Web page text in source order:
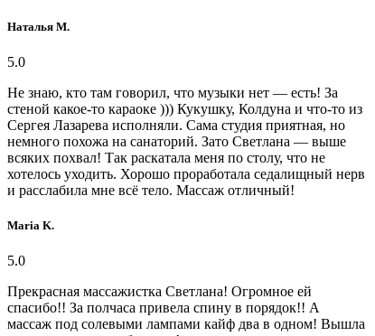
Наталья М.
5.0
Не знаю, кто там говорил, что музыки нет — есть! За
стеной какое-то караоке ))) Кукушку, Колдуна и что-то из
Сергея Лазарева исполняли. Сама студия приятная, но
немного похожа на санаторий. Зато Светлана — выше
всяких похвал! Так раскатала меня по столу, что не
хотелось уходить. Хорошо проработала седалищный нерв
и расслабила мне всё тело. Массаж отличный!
Maria K.
5.0
Прекрасная массажистка Светлана! Огромное ей
спасибо!! За полчаса привела спину в порядок!! А
массаж под солевыми лампами кайф два в одном! Вышла